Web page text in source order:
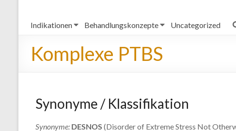
Indikationen Behandlungskonzepte Uncategorized
Komplexe PTBS
Synonyme / Klassifikation
Synonyme: DESNOS (Disorder of Extreme Stress Not